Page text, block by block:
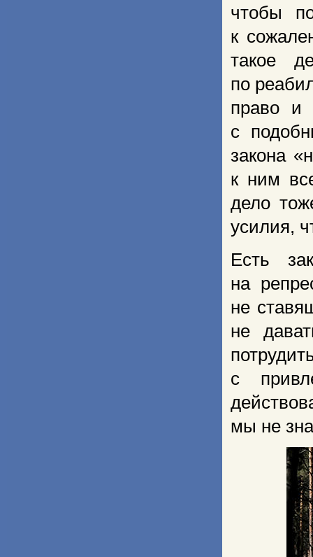
чтобы
к
такое
по
право и
с
закона
к ним
дело
усилия,
Есть
на
не
не
с
мы не